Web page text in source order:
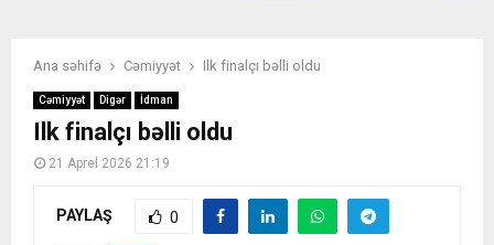
Ana səhifə Cəmiyyət Ilk finalçı bəlli oldu
Cəmiyyət Digər İdman
Ilk finalçı bəlli oldu
21 Aprel 2026 21:19
PAYLAŞ 0